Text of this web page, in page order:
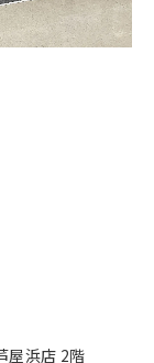
屋浜店 2階